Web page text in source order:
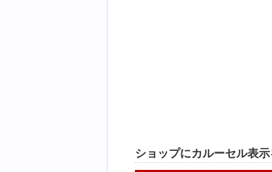
ショップにカルーセル表示